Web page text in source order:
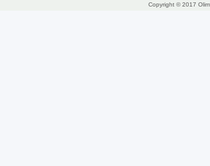
Copyright © 2017